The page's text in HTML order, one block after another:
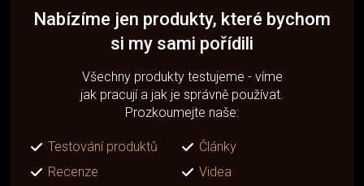
Nabízíme jen produkty, které bychom
si my sami pořídili
Všechny produkty testujeme - víme
jak pracují a jak je správně používat.
Prozkoumejte naše:
Testování produktů
Články
Recenze
Videa